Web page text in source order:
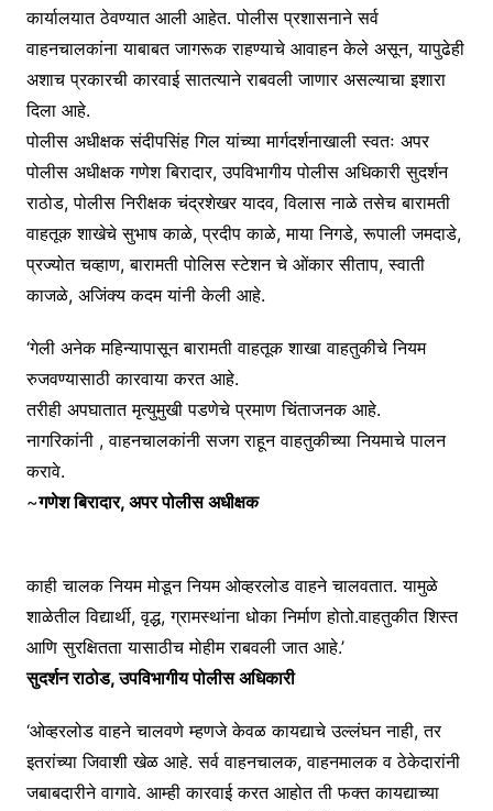
कार्यालयात ठेवण्यात आली आहेत. पोलीस प्रशासनाने सर्व
वाहनचालकांना याबाबत जागरूक राहण्याचे आवाहन केले असून, यापुढेही
अशाच प्रकारची कारवाई सातत्याने राबवली जाणार असल्याचा इशारा
दिला आहे.
पोलीस अधीक्षक संदीपसिंह गिल यांच्या मार्गदर्शनाखाली स्वतः अपर
पोलीस अधीक्षक गणेश बिरादार, उपविभागीय पोलीस अधिकारी सुदर्शन
राठोड, पोलीस निरीक्षक चंद्रशेखर यादव, विलास नाळे तसेच बारामती
वाहतूक शाखेचे सुभाष काळे, प्रदीप काळे, माया निगडे, रूपाली जमदाडे,
प्रज्योत चव्हाण, बारामती पोलिस स्टेशन चे ओंकार सीताप, स्वाती
काजळे, अजिंक्य कदम यांनी केली आहे.
‘गेली अनेक महिन्यापासून बारामती वाहतूक शाखा वाहतुकीचे नियम
रुजवण्यासाठी कारवाया करत आहे.
तरीही अपघातात मृत्युमुखी पडणेचे प्रमाण चिंताजनक आहे.
नागरिकांनी , वाहनचालकांनी सजग राहून वाहतुकीच्या नियमाचे पालन
करावे.
~गणेश बिरादार, अपर पोलीस अधीक्षक
काही चालक नियम मोडून नियम ओव्हरलोड वाहने चालवतात. यामुळे
शाळेतील विद्यार्थी, वृद्ध, ग्रामस्थांना धोका निर्माण होतो.वाहतुकीत शिस्त
आणि सुरक्षितता यासाठीच मोहीम राबवली जात आहे.’
सुदर्शन राठोड, उपविभागीय पोलीस अधिकारी
‘ओव्हरलोड वाहने चालवणे म्हणजे केवळ कायद्याचे उल्लंघन नाही, तर
इतरांच्या जिवाशी खेळ आहे. सर्व वाहनचालक, वाहनमालक व ठेकेदारांनी
जबाबदारीने वागावे. आम्ही कारवाई करत आहोत ती फक्त कायद्याच्या